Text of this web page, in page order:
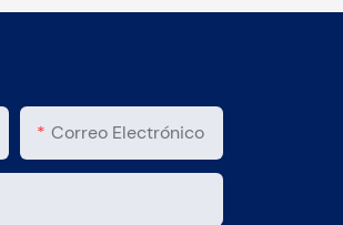
Correo Electrónico